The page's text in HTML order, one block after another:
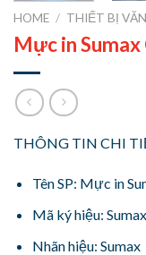
HOME / THIẾT BỊ
Mực in
THÔNG TIN CHI
Tên SP: Mực in
Mã ký hiệu:
Nhãn hiệu: Sumax